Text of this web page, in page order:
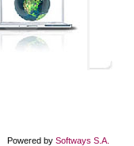
Powered by Softways S.A.